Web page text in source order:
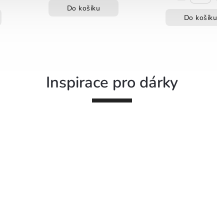
Do košíku
Do košíku
Inspirace pro dárky